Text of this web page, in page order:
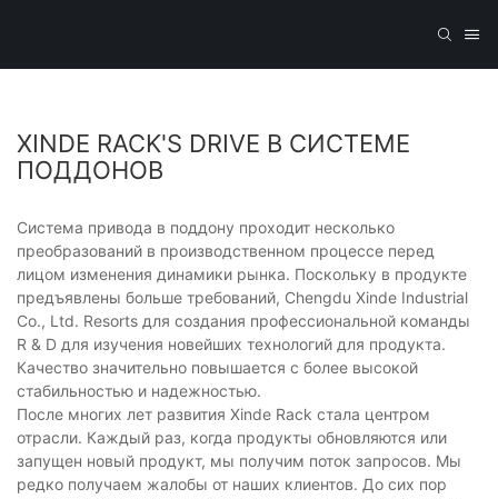
XINDE RACK'S DRIVE В СИСТЕМЕ
ПОДДОНОВ
Система привода в поддону проходит несколько
преобразований в производственном процессе перед
лицом изменения динамики рынка. Поскольку в продукте
предъявлены больше требований, Chengdu Xinde Industrial
Co., Ltd. Resorts для создания профессиональной команды
R & D для изучения новейших технологий для продукта.
Качество значительно повышается с более высокой
стабильностью и надежностью.
После многих лет развития Xinde Rack стала центром
отрасли. Каждый раз, когда продукты обновляются или
запущен новый продукт, мы получим поток запросов. Мы
редко получаем жалобы от наших клиентов. До сих пор